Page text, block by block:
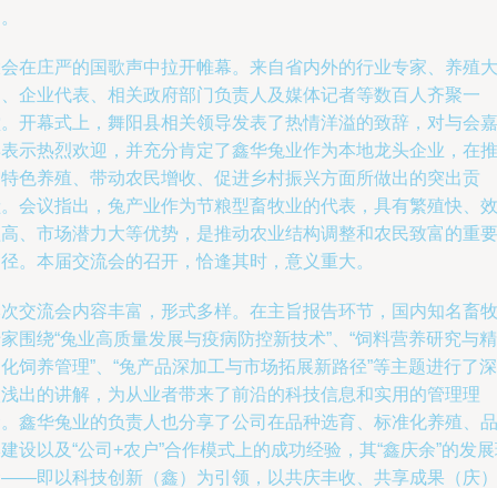
在庄严的国歌声中拉开帷幕。来自省内外的行业专家、养殖大
企业代表、相关政府部门负责人及媒体记者等数百人齐聚一
开幕式上，舞阳县相关领导发表了热情洋溢的致辞，对与会嘉
示热烈欢迎，并充分肯定了鑫华兔业作为本地龙头企业，在推
色养殖、带动农民增收、促进乡村振兴方面所做出的突出贡
会议指出，兔产业作为节粮型畜牧业的代表，具有繁殖快、效
、市场潜力大等优势，是推动农业结构调整和农民致富的重要
。本届交流会的召开，恰逢其时，意义重大。
交流会内容丰富，形式多样。在主旨报告环节，国内知名畜牧
围绕“兔业高质量发展与疫病防控新技术”、“饲料营养研究与精
饲养管理”、“兔产品深加工与市场拓展新路径”等主题进行了深
出的讲解，为从业者带来了前沿的科技信息和实用的管理理
鑫华兔业的负责人也分享了公司在品种选育、标准化养殖、品
设以及“公司+农户”合作模式上的成功经验，其“鑫庆余”的发
即以科技创新（鑫）为引领，以共庆丰收、共享成果（庆）